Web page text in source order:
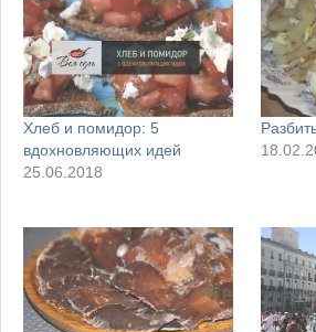
Хлеб и помидор: 5
вдохновляющих идей
25.06.2018